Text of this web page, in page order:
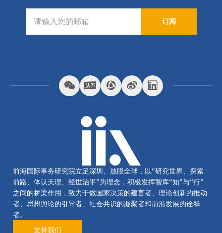
订阅
前海国际事务研究院立足深圳、放眼全球，以“研究世界、探索
前路、体认天理、经世治平”为理念，积极发挥智库“知”与“行”
之间的桥梁作用，致力于做国家决策的建言者、理论创新的推动
者、思想舆论的引导者、社会共识的凝聚者和前沿发展的诠释
者。
支持我们